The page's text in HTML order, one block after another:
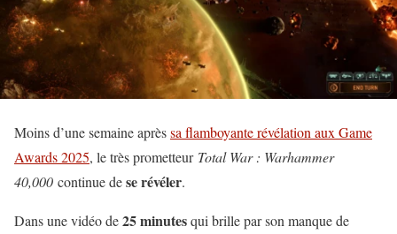
Moins d’une semaine aprèssa flamboyante révélation aux Game
Awards 2025, le très prometteur Total War : Warhammer
40,000 continue dese révéler.
Dans une vidéo de25 minutesqui brille par son manque de